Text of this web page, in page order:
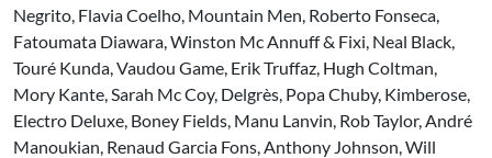
Negrito, Flavia Coelho, Mountain Men, Roberto Fonseca,
Fatoumata Diawara, Winston Mc Annuff & Fixi, Neal Black,
Touré Kunda, Vaudou Game, Erik Truffaz, Hugh Coltman,
Mory Kante, Sarah Mc Coy, Delgrès, Popa Chuby, Kimberose,
Electro Deluxe, Boney Fields, Manu Lanvin, Rob Taylor, André
Manoukian, Renaud Garcia Fons, Anthony Johnson, Will